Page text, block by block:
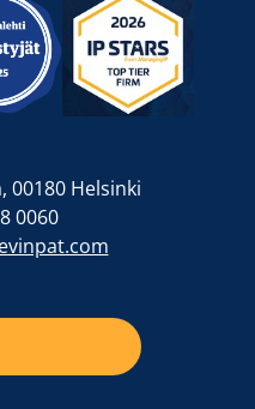
00180 Helsinki
0060